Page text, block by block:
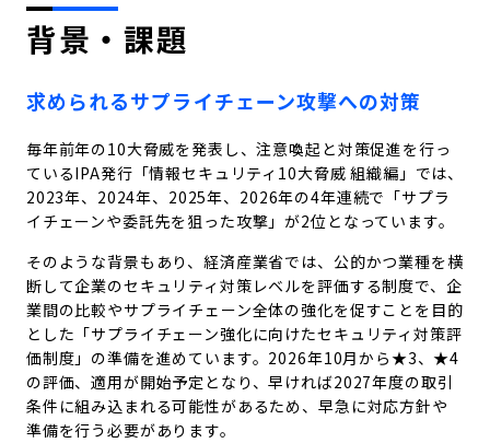
背景・課題
求められるサプライチェーン攻撃への対策
毎年前年の10大脅威を発表し、注意喚起と対策促進を行っ
ているIPA発行「情報セキュリティ10大脅威 組織編」では、
2023年、2024年、2025年、2026年の4年連続で「サプラ
イチェーンや委託先を狙った攻撃」が2位となっています。
そのような背景もあり、経済産業省では、公的かつ業種を横
断して企業のセキュリティ対策レベルを評価する制度で、企
業間の比較やサプライチェーン全体の強化を促すことを目的
とした「サプライチェーン強化に向けたセキュリティ対策評
価制度」の準備を進めています。2026年10月から★3、★4
の評価、適用が開始予定となり、早ければ2027年度の取引
条件に組み込まれる可能性があるため、早急に対応方針や
準備を行う必要があります。